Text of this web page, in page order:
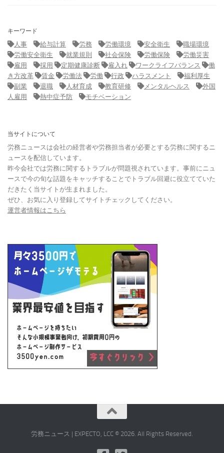
キーワード
人事
給与計算 労務 労働環境 安全衛生
職場環境
労働安全衛生
就業規則 社会保険 労働保険
労働災害
雇用
採用 定期健康診断 雇入れ ワークライフバランス
働
き方改革
賃金 労働法 労働 行政 ハラスメント
福利厚生
副業
退職 人材育成 教育研修 メンタルヘルス
外国
人雇用
熱中症予防 モチベーション
当サイトについて
労務ニュースは会社の経営者や労務担当者が必要とする労務に関するニ
ュースを配信しています。
昨今会社では労務に関するトラブルが問題視されています。事前にニュ
ースで今の旬な話題をキャッチすることでトラブル回避に役立てていた
だきたく当サイトが生まれました。
ぜひ、お気に入り登録してサイトチェックしてください。
運営者情報はこちら
労務ニュース | EXPECTO, LCC © 2026. All Rights Reserved.